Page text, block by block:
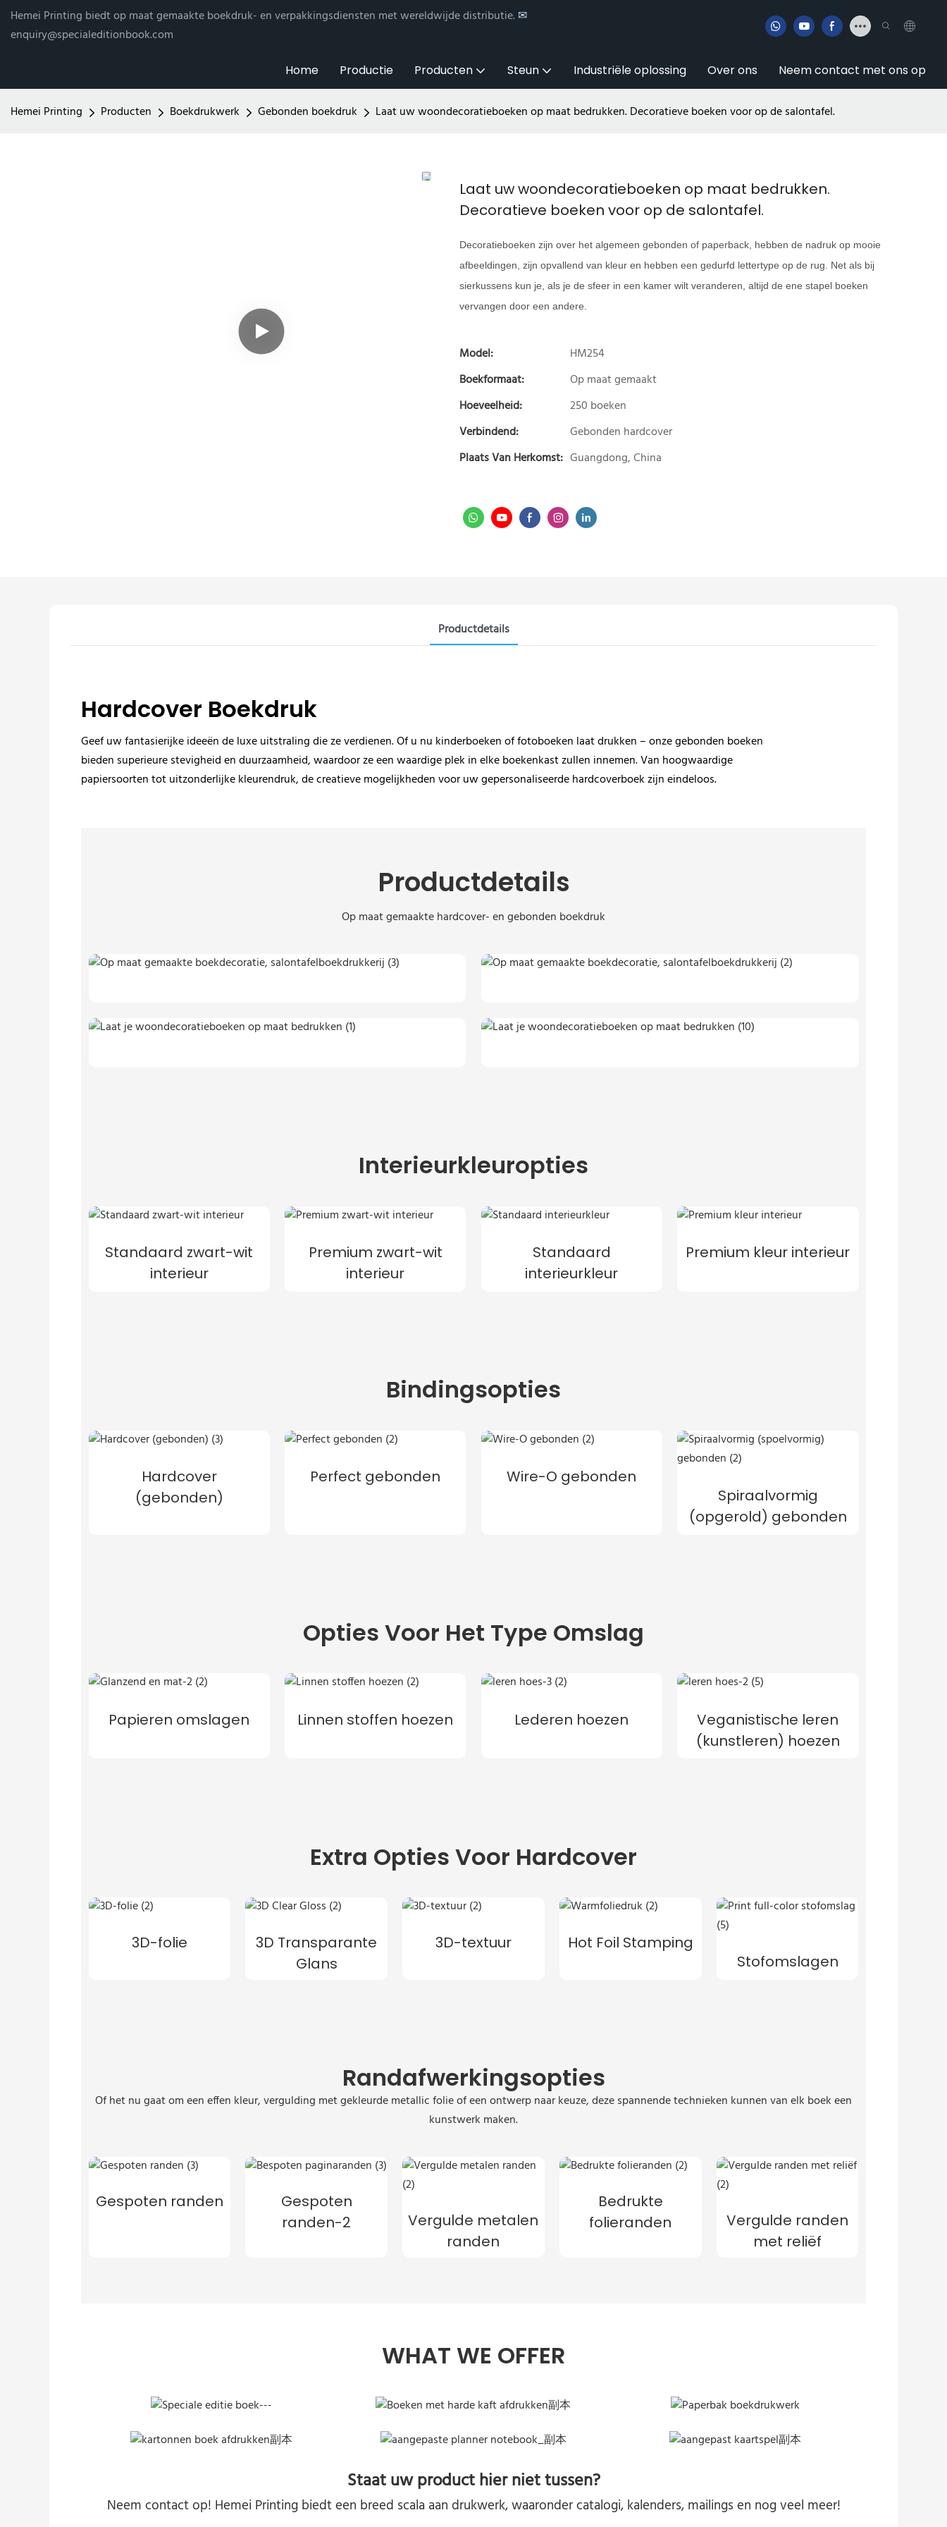
Hemei Printing biedt op maat gemaakte boekdruk- en verpakkingsdiensten met wereldwijde distributie. ✉
enquiry@specialeditionbook.com
Home Productie Producten Steun Industriële oplossing Over ons Neem contact met ons op
Hemei Printing Producten Boekdrukwerk Gebonden boekdruk Laat uw woondecoratieboeken op maat bedrukken. Decoratieve boeken voor op de salontafel.
Laat uw woondecoratieboeken op maat bedrukken.
Decoratieve boeken voor op de salontafel.
Decoratieboeken zijn over het algemeen gebonden of paperback, hebben de nadruk op mooie
afbeeldingen, zijn opvallend van kleur en hebben een gedurfd lettertype op de rug. Net als bij
sierkussens kun je, als je de sfeer in een kamer wilt veranderen, altijd de ene stapel boeken
vervangen door een andere.
Model:
HM254
Boekformaat:
Op maat gemaakt
Hoeveelheid:
250 boeken
Verbindend:
Gebonden hardcover
Plaats Van Herkomst: Guangdong, China
Productdetails
Hardcover Boekdruk
Geef uw fantasierijke ideeën de luxe uitstraling die ze verdienen. Of u nu kinderboeken of fotoboeken laat drukken – onze gebonden boeken
bieden superieure stevigheid en duurzaamheid, waardoor ze een waardige plek in elke boekenkast zullen innemen. Van hoogwaardige
papiersoorten tot uitzonderlijke kleurendruk, de creatieve mogelijkheden voor uw gepersonaliseerde hardcoverboek zijn eindeloos.
Productdetails
Op maat gemaakte hardcover- en gebonden boekdruk
Interieurkleuropties
Standaard zwart-wit
interieur
Premium zwart-wit
interieur
Standaard
interieurkleur
Premium kleur interieur
Bindingsopties
Hardcover
(gebonden)
Perfect gebonden
Wire-O gebonden
Spiraalvormig
(opgerold) gebonden
Opties Voor Het Type Omslag
Papieren omslagen Linnen stoffen hoezen Lederen hoezen
Veganistische leren
(kunstleren) hoezen
Extra Opties Voor Hardcover
3D-folie
3D Transparante
Glans
3D-textuur
Hot Foil Stamping
Stofomslagen
Randafwerkingsopties
Of het nu gaat om een ​​effen kleur, vergulding met gekleurde metallic folie of een ontwerp naar keuze, deze spannende technieken kunnen van elk boek een
kunstwerk maken.
Gespoten randen
Gespoten
randen-2
Vergulde metalen
randen
Bedrukte
folieranden
Vergulde randen
met reliëf
WHAT WE OFFER
Staat uw product hier niet tussen?
Neem contact op! Hemei Printing biedt een breed scala aan drukwerk, waaronder catalogi, kalenders, mailings en nog veel meer!